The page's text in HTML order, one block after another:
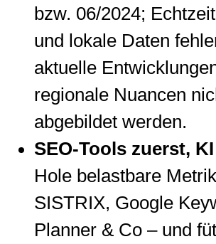
bzw. 06/2024;
und lokale Daten
aktuelle
regionale Nuancen
abgebildet werden.
SEO-Tools zuerst,
Hole belastbare
SISTRIX, Google
Planner & Co – und